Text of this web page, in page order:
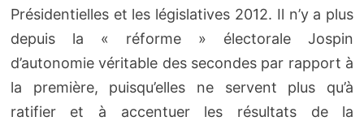
Présidentielles et les législatives 2012. Il n’y a plus
depuis la « réforme » électorale Jospin
d’autonomie véritable des secondes par rapport à
la première, puisqu’elles ne servent plus qu’à
ratifier et à accentuer les résultats de la